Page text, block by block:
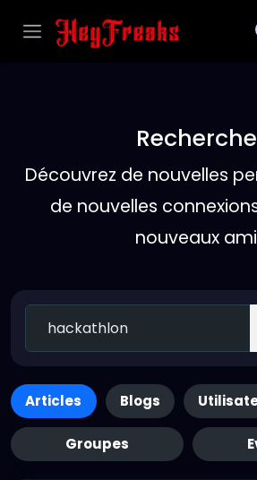
Découvrez de nouvelles
de nouvelles
nouveaux
Articles Blogs
Groupes